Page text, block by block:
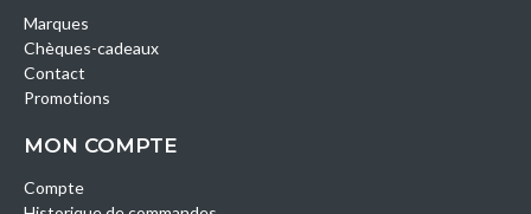
Marques
Chèques-cadeaux
Contact
Promotions
MON COMPTE
Compte